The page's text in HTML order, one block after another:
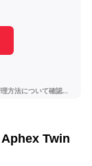
Twin